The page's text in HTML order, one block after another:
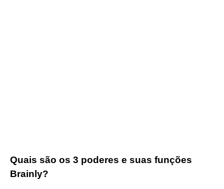
Quais são os 3 poderes e suas funções
Brainly?